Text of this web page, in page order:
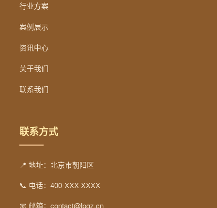
行业方案
案例展示
资讯中心
关于我们
联系我们
联系方式
📍 地址：北京市朝阳区
📞 电话：400-XXX-XXXX
📧 邮箱：contact@lpqz.cn